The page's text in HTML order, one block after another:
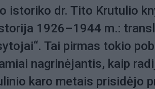
istoriko dr. Tito Krutulio
1926–1944 m.:
Tai pirmas tokio
nagrinėjantis, kaip
karo metais prisidėjo